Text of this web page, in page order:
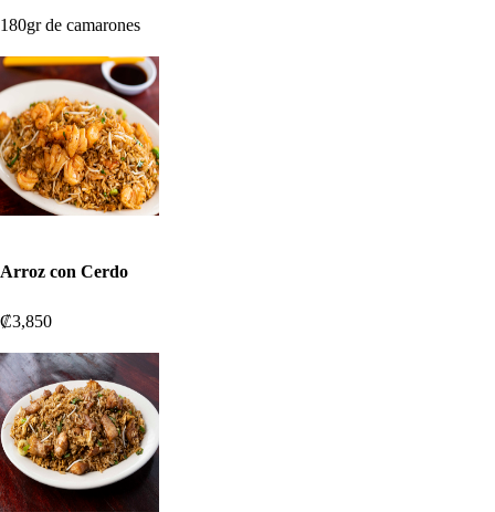
180gr de camarones
Arroz con Cerdo
₡3,850